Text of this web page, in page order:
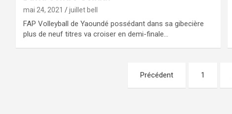
mai 24, 2021 juillet bell
FAP Volleyball de Yaoundé possédant dans sa gibecière
plus de neuf titres va croiser en demi-finale…
Précédent 1